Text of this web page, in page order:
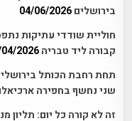
בירושלים 04/06/2026
חוליית שודדי עתיקות
קבורה ליד טבריה 2026
תחת רחבת הכותל
שני נחשף בחפירה
זה לא קורה כל יום: תליון